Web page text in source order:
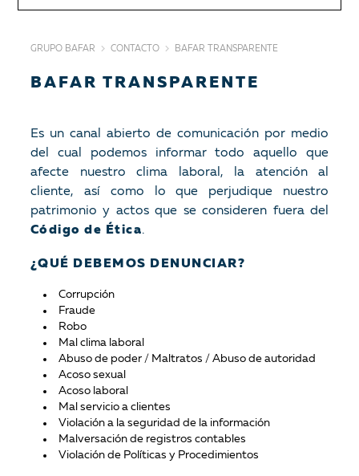
GRUPO BAFAR CONTACTO BAFAR TRANSPARENTE
BAFAR TRANSPARENTE
Es un canal abierto de comunicación por medio
del cual podemos informar todo aquello que
afecte nuestro clima laboral, la atención al
cliente, así como lo que perjudique nuestro
patrimonio y actos que se consideren fuera del
Código de Ética.
¿QUÉ DEBEMOS DENUNCIAR?
Corrupción
Fraude
Robo
Mal clima laboral
Abuso de poder / Maltratos / Abuso de autoridad
Acoso sexual
Acoso laboral
Mal servicio a clientes
Violación a la seguridad de la información
Malversación de registros contables
Violación de Políticas y Procedimientos